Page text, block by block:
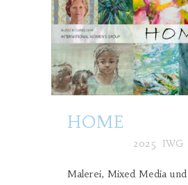
HOME
2025 IWG
Malerei, Mixed Media und